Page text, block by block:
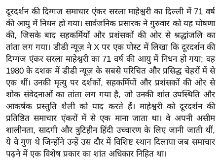
/
फै
श
न
घ
रे
लू
नु
स्खे
प
र्य
ट
दूरदर्शन की दिग्गज समाचार एंकर सरला माहेश्वरी का दिल्ली में 71 वर्ष
की आयु में निधन हो गया। सार्वजनिक प्रसारक ने गुरुवार को यह घोषणा
की, जिसके बाद सहकर्मियों और प्रशंसकों की ओर से श्रद्धांजलि का
तांता लग गया। डीडी न्यूज़ ने X पर एक पोस्ट में लिखा कि दूरदर्शन की
दिग्गज एंकर सरला माहेश्वरी का 71 वर्ष की आयु में निधन हो गया; वह
1980 के दशक में डीडी न्यूज़ के सबसे परिचित और प्रसिद्ध चेहरों में से
एक थीं। उनकी मृत्यु पर दर्शकों, सहकर्मियों और प्रशंसकों की ओर से
शोक संवेदनाओं का तांता लग गया है, जो उनकी शांत उपस्थिति और
आकर्षक प्रस्तुति शैली को याद करते हैं। माहेश्वरी को दूरदर्शन की
प्रतिष्ठित समाचार एंकरों में से एक माना जाता था। वे अपनी असीम
शालीनता, सादगी और त्रुटिहीन हिंदी उच्चारण के लिए जानी जाती थीं,
ये वे गुण थे जिन्होंने उन्हें उस दौर में विशिष्ट स्थान दिलाया जब समाचार
पढ़ने में एक विशेष प्रकार का शांत अधिकार निहित था।